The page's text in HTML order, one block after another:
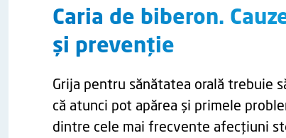
Caria de biberon.
și prevenție
Grija pentru sănătatea orală trebuie
că atunci pot apărea și primele
dintre cele mai frecvente afecțiuni